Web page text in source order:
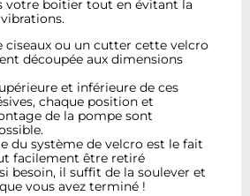
votre boitier tout en évitant la
ciseaux ou un cutter cette velcro
découpée aux dimensions
et inférieure de ces
chaque position et
de la pompe sont
du système de velcro est le fait
facilement être retiré
besoin, il suffit de la soulever et
vous avez terminé !